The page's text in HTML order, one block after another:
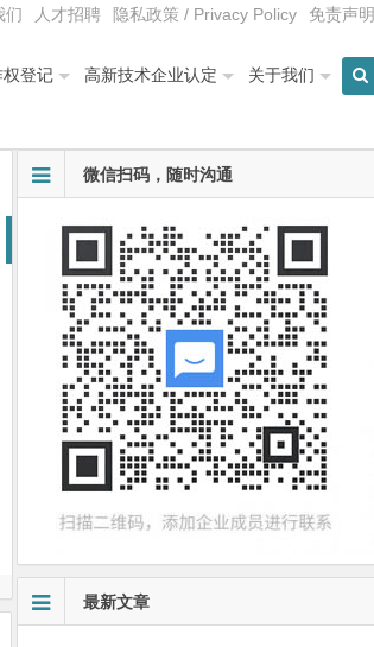
们 人才招聘 隐私政策 / Privacy Policy 免责声明
权登记 高新技术企业认定 关于我们
微信扫码，随时沟通
最新文章